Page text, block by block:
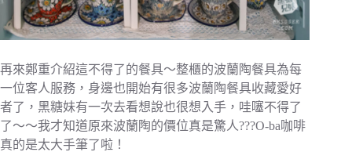
再來鄭重介紹這不得了的餐具～整櫃的波蘭陶餐具為每
一位客人服務，身邊也開始有很多波蘭陶餐具收藏愛好
者了，黑糖妹有一次去看想說也很想入手，哇噻不得了
了～～我才知道原來波蘭陶的價位真是驚人???O-ba咖啡
真的是太大手筆了啦！